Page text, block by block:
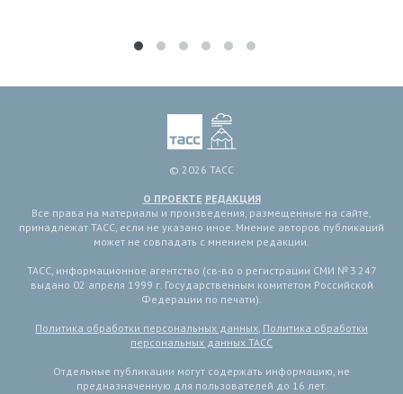
© 2026 ТАСС
О ПРОЕКТЕ РЕДАКЦИЯ
Все права на материалы и произведения, размещенные на сайте,
принадлежат ТАСС, если не указано иное. Мнение авторов публикаций
может не совпадать с мнением редакции.
ТАСС, информационное агентство (св-во о регистрации СМИ № 3 247
выдано 02 апреля 1999 г. Государственным комитетом Российской
Федерации по печати).
Политика обработки персональных данных Политика обработки
персональных данных ТАСС
Отдельные публикации могут содержать информацию, не
предназначенную для пользователей до 16 лет.